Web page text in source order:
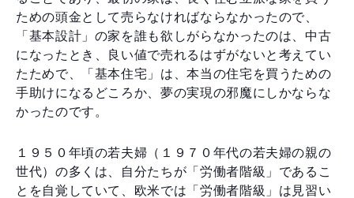
ための頭金として売らなければならなかったので、
「基本設計」の家を誰も欲しがらなかったのは、中古
になったとき、良い値で売れるはずがないと考えてい
たためで、「基本住宅」は、本当の住宅を買うための
手助けになるどころか、夢の実現の邪魔にしかならな
かったのです。
１９５０年頃の若夫婦（１９７０年代の若夫婦の親の
世代）の多くは、自分たちが「労働者階級」であるこ
とを自覚していて、欧米では「労働者階級」は見習い